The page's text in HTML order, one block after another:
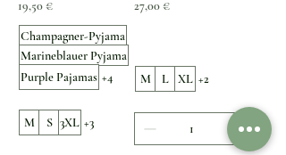
Preis
19,50 €
Champagner-Pyjama
Marineblauer Pyjama
Purple Pajamas +4
M S 3XL +3
Preis
27,00 €
M L XL +2